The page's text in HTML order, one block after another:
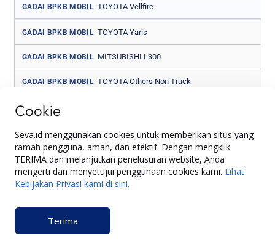
Cookie
Seva.id menggunakan cookies untuk memberikan situs yang
ramah pengguna, aman, dan efektif. Dengan mengklik
TERIMA dan melanjutkan penelusuran website, Anda
mengerti dan menyetujui penggunaan cookies kami. Lihat
Kebijakan Privasi kami di sini.
Terima
GADAI BPKB MOBIL TOYOTA Vellfire
GADAI BPKB MOBIL TOYOTA Yaris
GADAI BPKB MOBIL MITSUBISHI L300
GADAI BPKB MOBIL TOYOTA Others Non Truck
GADAI BPKB MOBIL
GADAI BPKB MOBIL MASERATI ALL
GADAI BPKB MOBIL MAZDA 3
GADAI BPKB MOBIL MITSUBISHI Lancer
GADAI BPKB MOBIL MAZDA Biante
MAZDA OTHERS